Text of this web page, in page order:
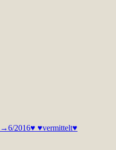
→6/2016♥ ♥vermittelt♥